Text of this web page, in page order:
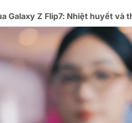
Galaxy Z Flip7: Nhiệt huyết và